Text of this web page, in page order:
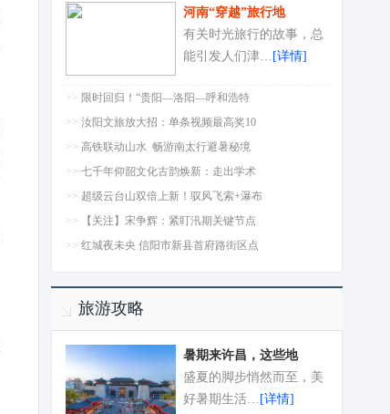
河南“穿越”旅行地
有关时光旅行的故事，总
能引发人们津… [详情]
>> 限时回归！“贵阳—洛阳—呼和浩特
>> 汝阳文旅放大招：单条视频最高奖10
>> 高铁联动山水 畅游南太行避暑秘境
>> 七千年仰韶文化古韵焕新：走出学术
>> 超级云台山双倍上新！驭风飞索+瀑布
>>
【关注】宋争辉：紧盯汛期关键节点
>> 红城夜未央 信阳市新县首府路街区点
旅游攻略
暑期来许昌，这些地
盛夏的脚步悄然而至，美
好暑期生活… [详情]